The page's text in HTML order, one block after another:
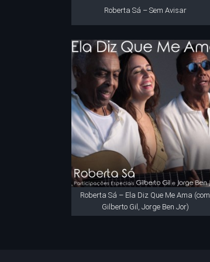
Roberta Sá – Sem Avisar
Roberta Sá – Ela Diz Que Me Ama (com
Gilberto Gil, Jorge Ben Jor)